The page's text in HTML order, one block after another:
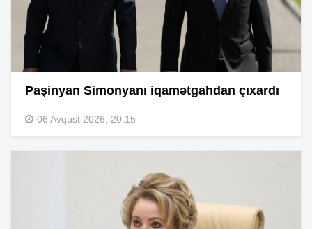
Paşinyan Simonyanı iqamətgahdan çıxardı
06 Avqust 2026, 20:15